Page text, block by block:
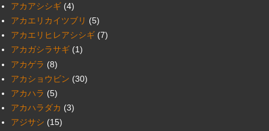
アカアシシギ (4)
アカエリカイツブリ (5)
アカエリヒレアシシギ (7)
アカガシラサギ (1)
アカゲラ (8)
アカショウビン (30)
アカハラ (5)
アカハラダカ (3)
アジサシ (15)